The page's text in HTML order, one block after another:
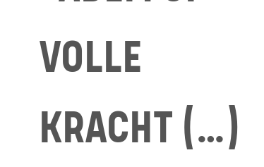
VOLLE
KRACHT (…)